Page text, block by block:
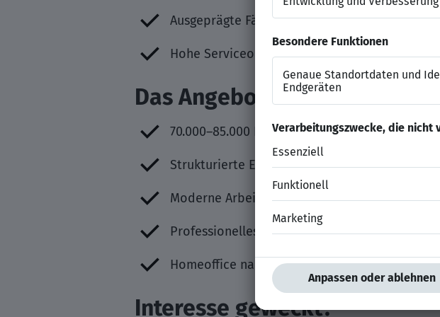
Ausgeprägte Fähigkeit zu analytischem und
Hohe Serviceorientierung gegenüber
Das Angebot
70.000–85.000 EUR (Pro Jahr)
Strukturierte Einarbeitung und klare
Moderne Arbeitsmittel für eine effiziente
Professionelles Teamumfeld mit klaren
Homeoffice nach Abstimmung mit dem
Interesse geweckt?